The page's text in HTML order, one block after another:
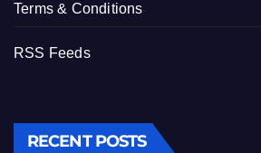
Terms & Conditions
RSS Feeds
RECENT POSTS